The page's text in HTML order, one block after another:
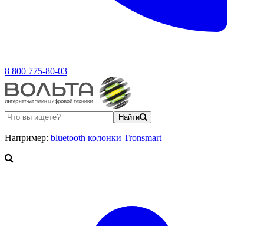
8 800 775-80-03
Найти
Например: bluetooth колонки Tronsmart